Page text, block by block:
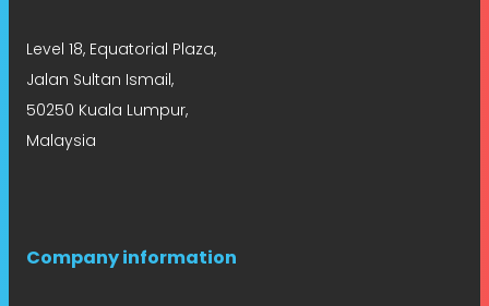
Level 18, Equatorial Plaza,
Jalan Sultan Ismail,
50250 Kuala Lumpur,
Malaysia
Company information